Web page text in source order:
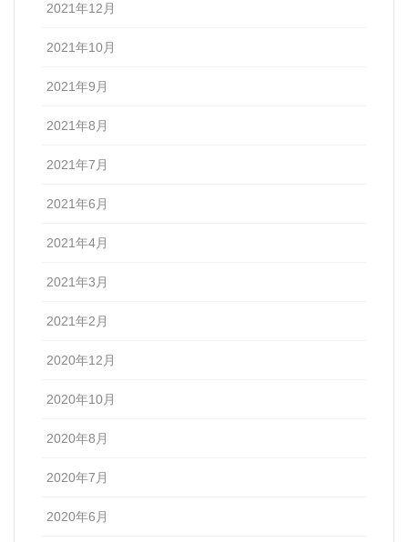
2021年12月
2021年10月
2021年9月
2021年8月
2021年7月
2021年6月
2021年4月
2021年3月
2021年2月
2020年12月
2020年10月
2020年8月
2020年7月
2020年6月